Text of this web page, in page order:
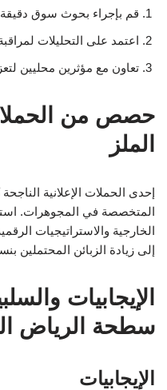
قم بإجراء بحوث سوق
اعتمد على التحليلات
تعاون مع مؤثرين محليين
حصص من
الملز
إحدى الحملات الإعلانية
المتخصصة في المجوهرات.
الخارجية والاستراتيجيات
إلى زيادة الزبائن المحتملين بنسبة 50% خلال فترة
الإيجابيات
سطحة الرياض
الإيجابيات